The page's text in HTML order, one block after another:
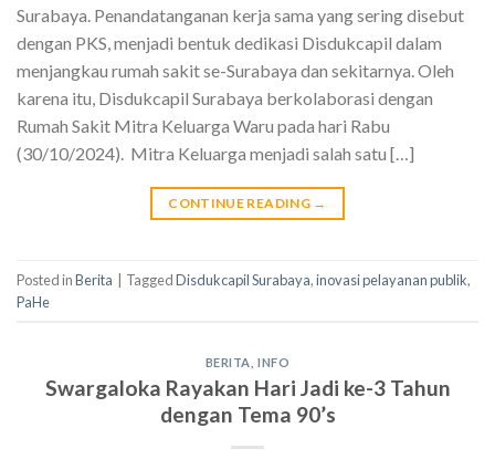
Surabaya. Penandatanganan kerja sama yang sering disebut
dengan PKS, menjadi bentuk dedikasi Disdukcapil dalam
menjangkau rumah sakit se-Surabaya dan sekitarnya. Oleh
karena itu, Disdukcapil Surabaya berkolaborasi dengan
Rumah Sakit Mitra Keluarga Waru pada hari Rabu
(30/10/2024). Mitra Keluarga menjadi salah satu […]
CONTINUE READING →
Posted inBerita TaggedDisdukcapil Surabaya,inovasi pelayanan publik,
PaHe
BERITA ,INFO
Swargaloka Rayakan Hari Jadi ke-3 Tahun
dengan Tema 90’s